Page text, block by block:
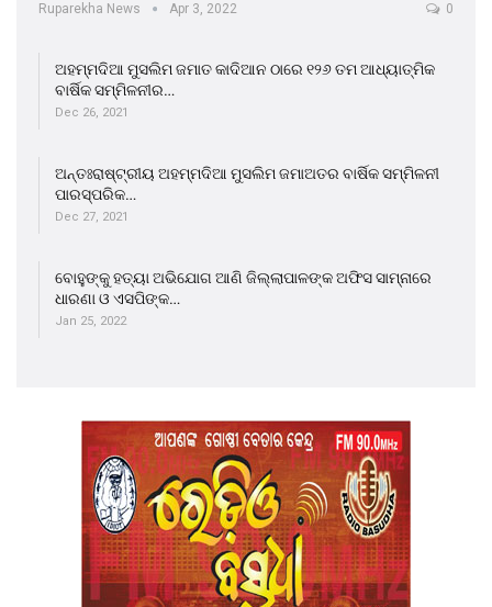
Ruparekha News Apr 3, 2022 0
ଅହମ୍ମଦିଆ ମୁସଲିମ ଜମାତ କାଦିଆନ ଠାରେ ୧୨୬ ତମ ଆଧ୍ୟାତ୍ମିକ
ବାର୍ଷିକ ସମ୍ମିଳନୀର…
Dec 26, 2021
ଅନ୍ତଃରାଷ୍ଟ୍ରୀୟ ଅହମ୍ମଦିଆ ମୁସଲିମ ଜମାଅତର ବାର୍ଷିକ ସମ୍ମିଳନୀ
ପାରସ୍ପରିକ…
Dec 27, 2021
ବୋହୁଙ୍କୁ ହତ୍ୟା ଅଭିଯୋଗ ଆଣି ଜିଲ୍ଲାପାଳଙ୍କ ଅଫିସ ସାମ୍ନାରେ
ଧାରଣା ଓ ଏସପିଙ୍କ…
Jan 25, 2022